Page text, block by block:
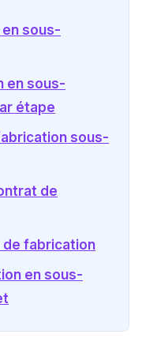
sous-
en sous-
étape
sous-
de
de fabrication
en sous-